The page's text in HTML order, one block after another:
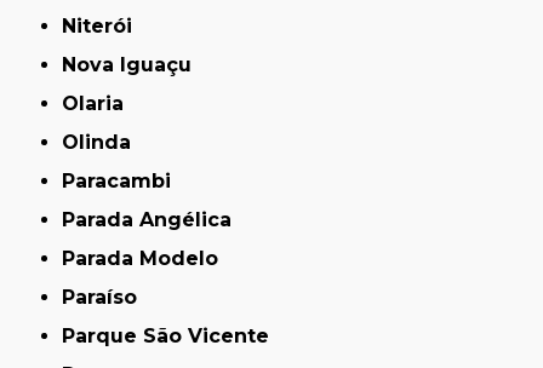
Niterói
Nova Iguaçu
Olaria
Olinda
Paracambi
Parada Angélica
Parada Modelo
Paraíso
Parque São Vicente